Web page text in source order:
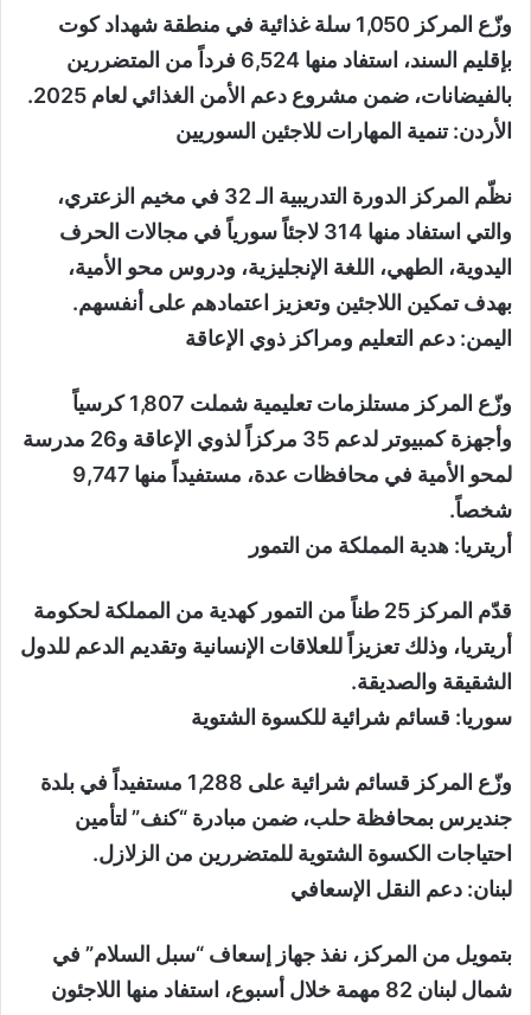
وزّع المركز 1,050 سلة غذائية في منطقة شهداد كوت
بإقليم السند، استفاد منها 6,524 فرداً من المتضررين
بالفيضانات، ضمن مشروع دعم الأمن الغذائي لعام 2025.
الأردن: تنمية المهارات للاجئين السوريين
نظّم المركز الدورة التدريبية الـ 32 في مخيم الزعتري،
والتي استفاد منها 314 لاجئاً سورياً في مجالات الحرف
اليدوية، الطهي، اللغة الإنجليزية، ودروس محو الأمية،
بهدف تمكين اللاجئين وتعزيز اعتمادهم على أنفسهم.
اليمن: دعم التعليم ومراكز ذوي الإعاقة
وزّع المركز مستلزمات تعليمية شملت 1,807 كرسياً
وأجهزة كمبيوتر لدعم 35 مركزاً لذوي الإعاقة و26 مدرسة
لمحو الأمية في محافظات عدة، مستفيداً منها 9,747
شخصاً.
أريتريا: هدية المملكة من التمور
قدّم المركز 25 طناً من التمور كهدية من المملكة لحكومة
أريتريا، وذلك تعزيزاً للعلاقات الإنسانية وتقديم الدعم للدول
الشقيقة والصديقة.
سوريا: قسائم شرائية للكسوة الشتوية
وزّع المركز قسائم شرائية على 1,288 مستفيداً في بلدة
جنديرس بمحافظة حلب، ضمن مبادرة “كنف” لتأمين
احتياجات الكسوة الشتوية للمتضررين من الزلازل.
لبنان: دعم النقل الإسعافي
بتمويل من المركز، نفذ جهاز إسعاف “سبل السلام” في
شمال لبنان 82 مهمة خلال أسبوع، استفاد منها اللاجئون